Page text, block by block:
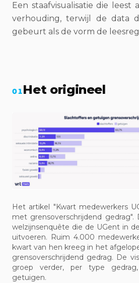
Een staafvisualisatie die leest
verhouding, terwijl de data
gebeurt als de vorm de
01Het origineel
Het artikel "Kwart medewerkers
met grensoverschrijdend
welzijnsenquête die de UGent in
uitvoeren. Ruim 4.000
kwart van hen kreeg in het
grensoverschrijdend gedrag. De
groep verder, per type
getuigen.